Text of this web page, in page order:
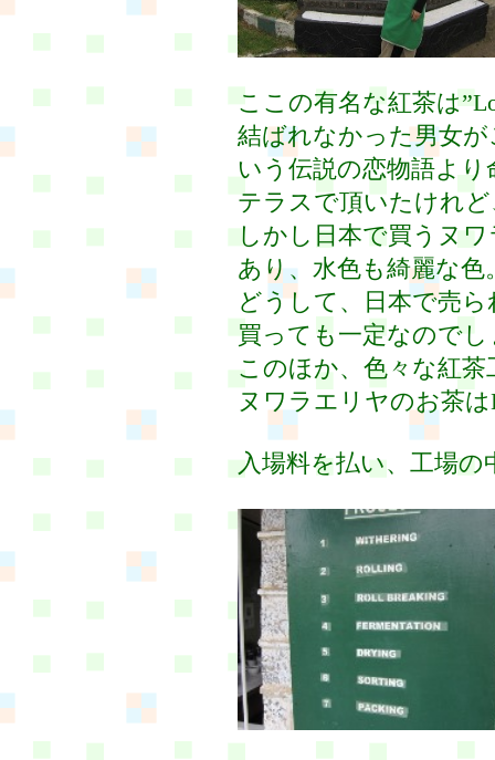
ここの有名な紅茶は
結ばれなかった男女
いう伝説の恋物語より
テラスで頂いたけれ
しかし日本で買うヌ
あり、水色も綺麗な色
どうして、日本で売
買っても一定なので
このほか、色々な紅
ヌワラエリヤのお茶
入場料を払い、工場の